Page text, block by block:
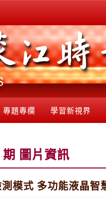
專題專欄 學習新視界
圖片資訊
模式 多功能液晶智